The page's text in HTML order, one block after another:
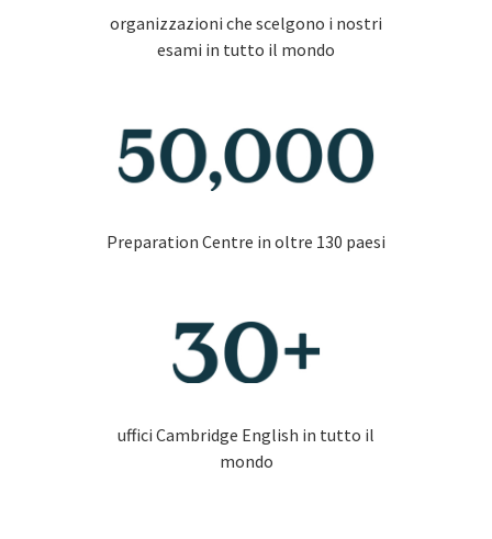
organizzazioni che scelgono i nostri
esami in tutto il mondo
Preparation Centre in oltre 130 paesi
uffici Cambridge English in tutto il
mondo